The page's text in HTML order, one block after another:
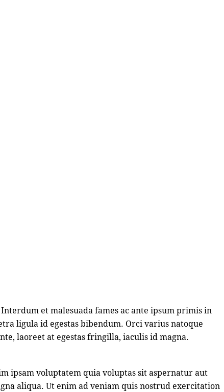
et malesuada fames ac ante ipsum primis in
ligula id egestas bibendum. Orci varius natoque
laoreet at egestas fringilla, iaculis id magna.
ipsam voluptatem quia voluptas sit aspernatur aut
aliqua. Ut enim ad veniam quis nostrud exercitation